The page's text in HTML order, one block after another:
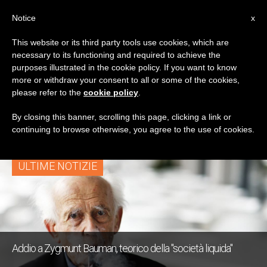
TAG
Posts Tagged
‘Zygmunt Bauman’
ULTIME NOTIZIE
Addio a Zygmunt Bauman, teorico della "società liquida"
x
Notice
This website or its third party tools use cookies, which are
necessary to its functioning and required to achieve the
purposes illustrated in the cookie policy. If you want to know
more or withdraw your consent to all or some of the cookies,
please refer to the cookie policy
By closing this banner, scrolling this page, clicking a link or
continuing to browse otherwise, you agree to the use of cookies.